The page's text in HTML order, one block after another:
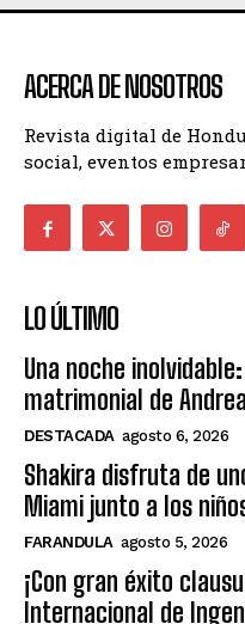
ACERCA DE NOSOTROS
Revista digital de
social, eventos
LO ÚLTIMO
Una noche
matrimonial de
DESTACADA agosto 6, 2026
Shakira disfruta de
Miami junto a los
FARANDULA agosto 5, 2026
¡Con gran éxito
Internacional de